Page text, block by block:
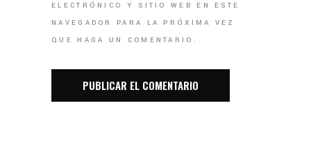
ELECTRÓNICO Y SITIO WEB EN ESTE
NAVEGADOR PARA LA PRÓXIMA VEZ
QUE HAGA UN COMENTARIO.